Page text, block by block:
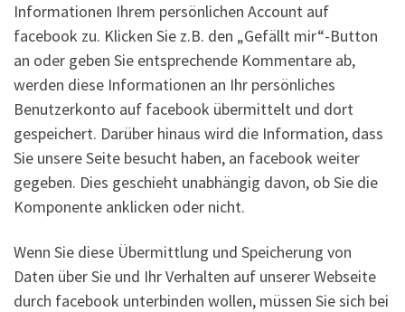
Informationen Ihrem persönlichen Account auf
facebook zu. Klicken Sie z.B. den „Gefällt mir“-Button
an oder geben Sie entsprechende Kommentare ab,
werden diese Informationen an Ihr persönliches
Benutzerkonto auf facebook übermittelt und dort
gespeichert. Darüber hinaus wird die Information, dass
Sie unsere Seite besucht haben, an facebook weiter
gegeben. Dies geschieht unabhängig davon, ob Sie die
Komponente anklicken oder nicht.
Wenn Sie diese Übermittlung und Speicherung von
Daten über Sie und Ihr Verhalten auf unserer Webseite
durch facebook unterbinden wollen, müssen Sie sich bei